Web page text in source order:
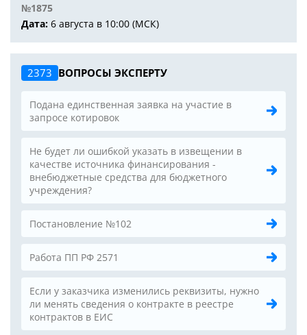
№1875
Дата: 6 августа в 10:00 (МСК)
2373 ВОПРОСЫ ЭКСПЕРТУ
Подана единственная заявка на участие в
запросе котировок
Не будет ли ошибкой указать в извещении в
качестве источника финансирования -
внебюджетные средства для бюджетного
учреждения?
Постановление №102
Работа ПП РФ 2571
Если у заказчика изменились реквизиты, нужно
ли менять сведения о контракте в реестре
контрактов в ЕИС